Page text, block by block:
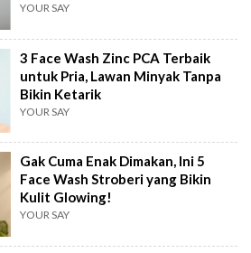
YOUR SAY
3 Face Wash Zinc PCA Terbaik
untuk Pria, Lawan Minyak Tanpa
Bikin Ketarik
YOUR SAY
Gak Cuma Enak Dimakan, Ini 5
Face Wash Stroberi yang Bikin
Kulit Glowing!
YOUR SAY